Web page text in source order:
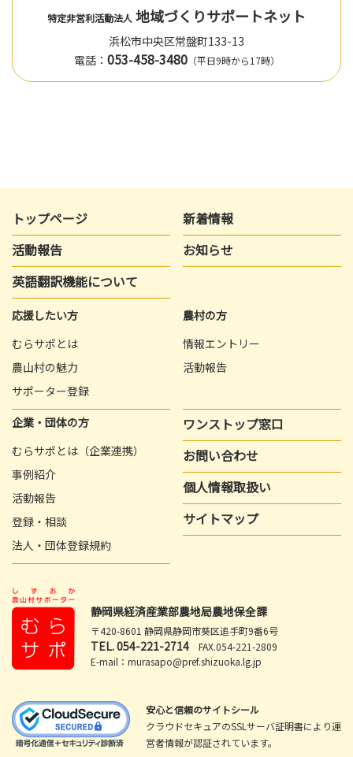
特定非営利活動法人 地域づくりサポートネット
浜松市中央区常盤町133-13
電話： 053-458-3480（平日9時から17時）
トップページ
新着情報
活動報告
お知らせ
英語翻訳機能について
応援したい方
むらサポとは
農山村の魅力
サポーター登録
農村の方
情報エントリー
活動報告
企業・団体の方
むらサポとは（企業連携）
事例紹介
活動報告
登録・相談
法人・団体登録規約
ワンストップ窓口
お問い合わせ
個人情報取扱い
サイトマップ
静岡県経済産業部農地局農地保全課
〒420-8601 静岡県静岡市葵区追手町9番6号
TEL.054-221-2714 FAX.054-221-2809
E-mail：murasapo@pref.shizuoka.lg.jp
安心と信頼のサイトシール
クラウドセキュアのSSLサーバ証明書により運
営者情報が認証されています。